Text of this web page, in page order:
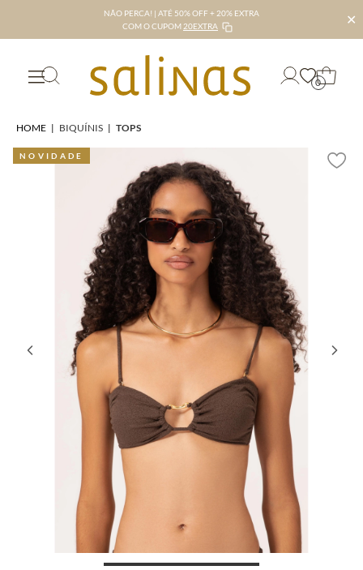
NÃO PERCA! | ATÉ 50% OFF + 20% EXTRA
COM O CUPOM 20EXTRA ✕
0
HOME | BIQUÍNIS | TOPS
NOVIDADE